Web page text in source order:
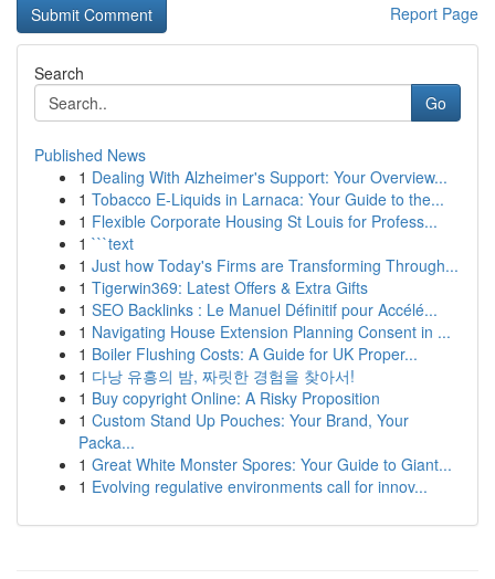
Report Page
Search
Go
Published News
1 Dealing With Alzheimer's Support: Your Overview...
1 Tobacco E-Liquids in Larnaca: Your Guide to the...
1 Flexible Corporate Housing St Louis for Profess...
1 ```text
1 Just how Today's Firms are Transforming Through...
1 Tigerwin369: Latest Offers & Extra Gifts
1 SEO Backlinks : Le Manuel Définitif pour Accélé...
1 Navigating House Extension Planning Consent in ...
1 Boiler Flushing Costs: A Guide for UK Proper...
1 다낭 유흥의 밤, 짜릿한 경험을 찾아서!
1 Buy copyright Online: A Risky Proposition
1 Custom Stand Up Pouches: Your Brand, Your
Packa...
1 Great White Monster Spores: Your Guide to Giant...
1 Evolving regulative environments call for innov...